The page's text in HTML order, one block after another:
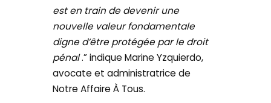
est en train de devenir une
nouvelle valeur fondamentale
digne d’être protégée par le droit
pénal.” indique Marine Yzquierdo,
avocate et administratrice de
Notre Affaire À Tous.